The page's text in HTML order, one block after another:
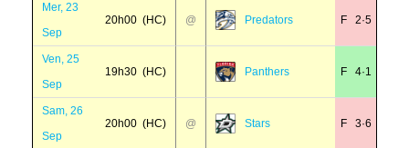
Mer, 23
Sep
20h00 (HC) @ Predators F 2·5
Ven, 25
Sep
19h30 (HC) Panthers F 4·1
Sam, 26
Sep
20h00 (HC) @ Stars F 3·6